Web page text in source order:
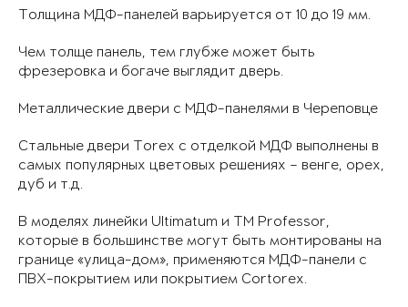
Толщина МДФ-панелей варьируется от 10 до 19 мм.
Чем толще панель, тем глубже может быть
фрезеровка и богаче выглядит дверь.
Металлические двери с МДФ-панелями в Череповце
Стальные двери Torex с отделкой МДФ выполнены в
самых популярных цветовых решениях – венге, орех,
дуб и т.д.
В моделях линейки Ultimatum и TM Professor,
которые в большинстве могут быть монтированы на
границе «улица-дом», применяются МДФ-панели с
ПВХ-покрытием или покрытием Cortorex.